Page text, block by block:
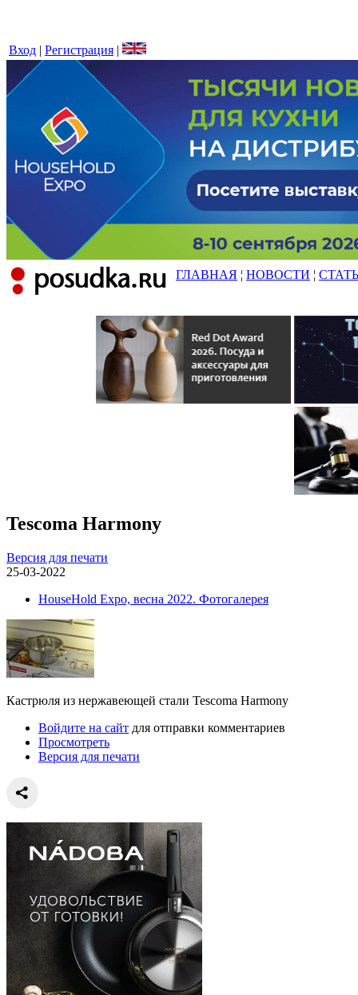
Вход | Регистрация |
ГЛАВНАЯ ¦ НОВОСТИ ¦
Tescoma Harmony
Версия для печати
25-03-2022
HouseHold Expo, весна 2022. Фотогалерея
Кастрюля из нержавеющей стали Tescoma Harmony
Войдите на сайт для отправки комментариев
Просмотреть
Версия для печати